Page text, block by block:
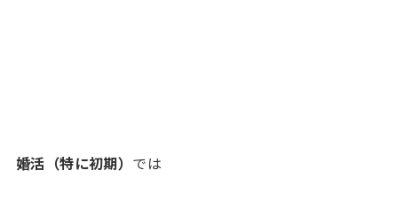
婚活（特に初期） では